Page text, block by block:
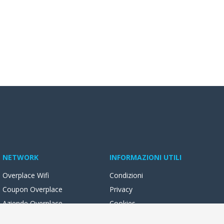
NETWORK
Overplace Wifi
Coupon Overplace
Aziende Overplace
INFORMAZIONI UTILI
Condizioni
Privacy
Cookies